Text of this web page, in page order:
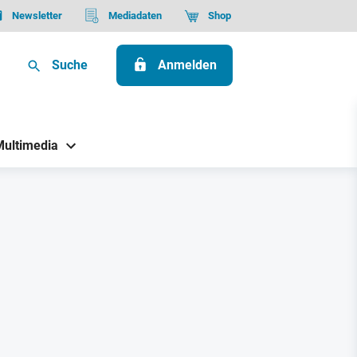
Newsletter Mediadaten Shop
Suche Anmelden